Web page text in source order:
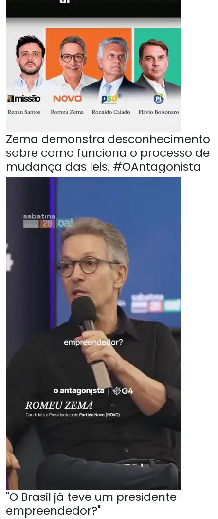
Zema demonstra desconhecimento
sobre como funciona o processo de
mudança das leis. #OAntagonista
"O Brasil já teve um presidente
empreendedor?"